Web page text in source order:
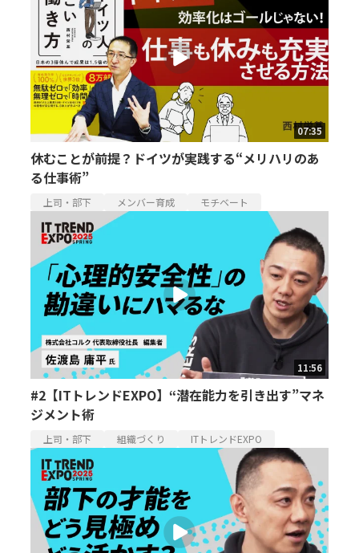
07:35
休むことが前提？ドイツが実践する“メリハリのあ
る仕事術”
上司・部下 メンバー育成 モチベート
11:56
#2【ITトレンドEXPO】“潜在能力を引き出す”マネ
ジメント術
上司・部下 組織づくり ITトレンドEXPO